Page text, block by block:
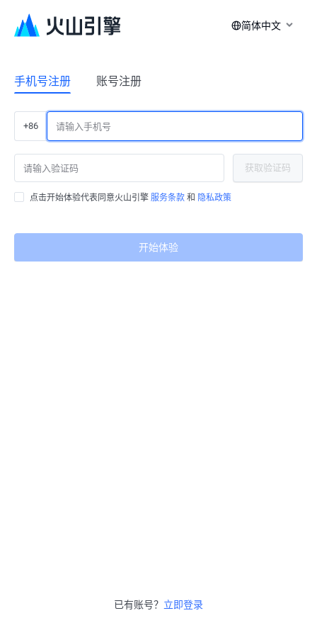
简体中文
手机号注册 账号注册
+86
获取验证码
点击开始体验代表同意火山引擎 服务条款 和 隐私政策
开始体验
已有账号？ 立即登录